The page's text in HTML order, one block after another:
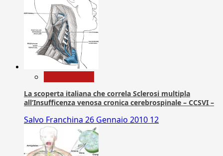
La scoperta italiana che correla Sclerosi multipla
all’Insufficenza venosa cronica cerebrospinale – CCSVI –
Salvo Franchina 26 Gennaio 2010 12